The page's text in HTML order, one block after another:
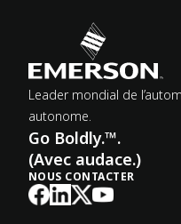
Leader mondial de
autonome.
Go Boldly.™.
(Avec audace.)
NOUS CONTACTER